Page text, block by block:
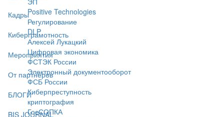
Кадры
Киберграмотность
Мероприятия
От партнёров
БЛОГИ
BIS JOURNAL
Positive Technologies
Регулирование
DLP
Алексей Лукацкий
Цифровая экономика
ФСТЭК России
Электронный документооборот
ФСБ России
Киберпреступность
криптография
ГосСОПКА